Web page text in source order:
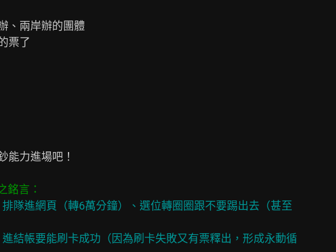
、兩岸辦的團體
票了
能力進場吧！